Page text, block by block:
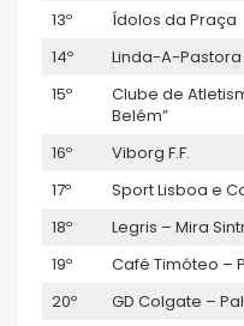
13º
Ídolos da Praça
14º
Linda-A-
15º
Clube de
Belém”
16º Viborg F.F.
17º
Sport Lisboa e
18º
Legris – Mira
19º
Café Timóteo –
20º
GD Colgate –